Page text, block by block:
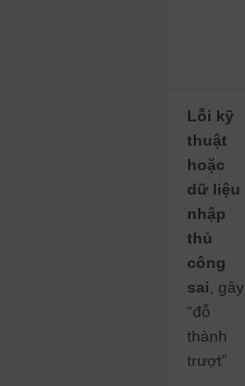
Lỗi kỹ
thuật
hoặc
dữ liệu
nhập
thủ
công
sai , gây
“đỗ
thành
trượt”